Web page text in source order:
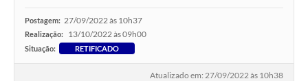
Postagem: 27/09/2022 às 10h37
Realização: 13/10/2022 às 09h00
Situação: RETIFICADO
Atualizado em: 27/09/2022 às 10h38